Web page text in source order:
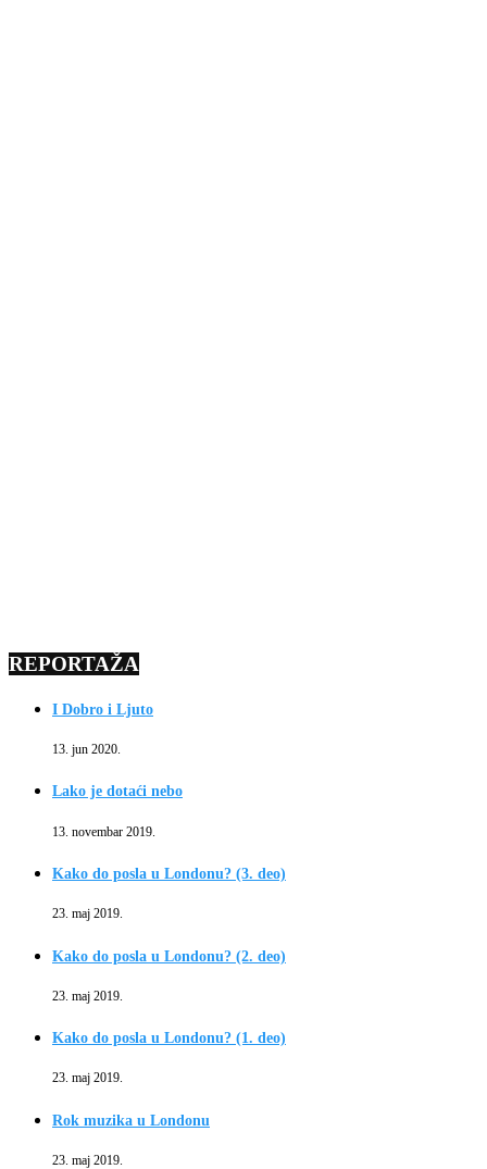
REPORTAŽA
I Dobro i Ljuto
13. jun 2020.
Lako je dotaći nebo
13. novembar 2019.
Kako do posla u Londonu? (3. deo)
23. maj 2019.
Kako do posla u Londonu? (2. deo)
23. maj 2019.
Kako do posla u Londonu? (1. deo)
23. maj 2019.
Rok muzika u Londonu
23. maj 2019.